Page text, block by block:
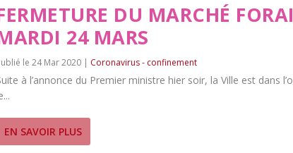
DU MARCHÉ
24 MARS
24 Mar 2020 | Coronavirus - confinement
à l’annonce du Premier ministre hier soir, la Ville est dans
EN SAVOIR PLUS